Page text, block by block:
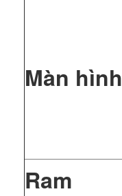
Màn hình
Ram